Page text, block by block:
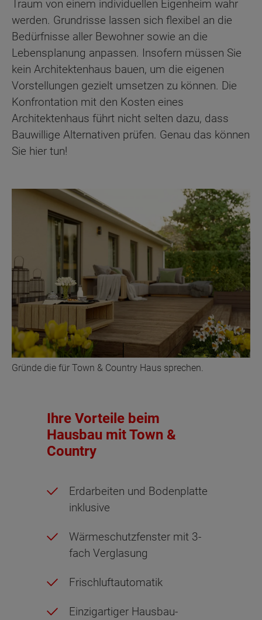
Traum von einem individuellen Eigenheim wahr
werden. Grundrisse lassen sich flexibel an die
Bedürfnisse aller Bewohner sowie an die
Lebensplanung anpassen. Insofern müssen Sie
kein Architektenhaus bauen, um die eigenen
Vorstellungen gezielt umsetzen zu können. Die
Konfrontation mit den Kosten eines
Architektenhaus führt nicht selten dazu, dass
Bauwillige Alternativen prüfen. Genau das können
Sie hier tun!
Gründe die für Town & Country Haus sprechen.
Ihre Vorteile beim
Hausbau mit Town &
Country
Erdarbeiten und Bodenplatte
inklusive
Wärmeschutzfenster mit 3-
fach Verglasung
Frischluftautomatik
Einzigartiger Hausbau-